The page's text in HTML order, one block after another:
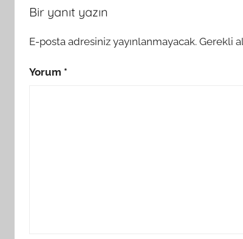
Bir yanıt yazın
E-posta adresiniz yayınlanmayacak. Gerekli
Yorum *